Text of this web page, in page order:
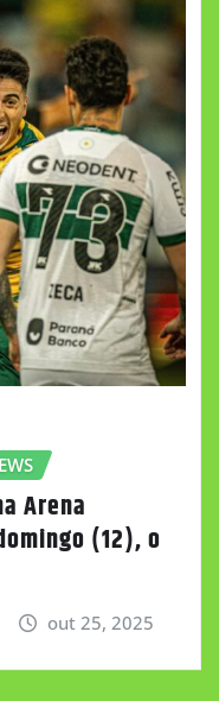
Arena
(12), o
out 25, 2025